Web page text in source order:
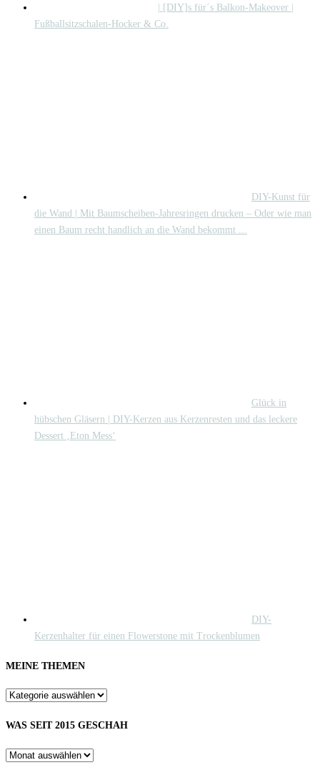
| [DIY]s für´s Balkon-Makeover |
Fußballsitzschalen-Hocker & Co.
DIY-Kunst für
die Wand | Mit Baumscheiben-Jahresringen drucken – Oder wie man
einen Baum recht handlich an die Wand bekommt ...
Glück in
hübschen Gläsern | DIY-Kerzen aus Kerzenresten und das leckere
Dessert ‚Eton Mess‘
DIY-
Kerzenhalter für einen Flowerstone mit Trockenblumen
MEINE THEMEN
WAS SEIT 2015 GESCHAH